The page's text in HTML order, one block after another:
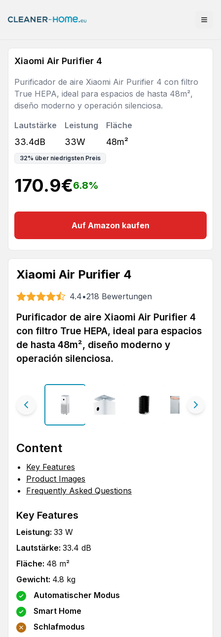
Xiaomi Air Purifier 4
Purificador de aire Xiaomi Air Purifier 4 con filtro
True HEPA, ideal para espacios de hasta 48m²,
diseño moderno y operación silenciosa.
Lautstärke
33.4dB
Leistung
33W
Fläche
48m²
32% über niedrigsten Preis
170.9€6.8%
Auf Amazon kaufen
Xiaomi Air Purifier 4
4.4•218 Bewertungen
Purificador de aire Xiaomi Air Purifier 4
con filtro True HEPA, ideal para espacios
de hasta 48m², diseño moderno y
operación silenciosa.
Content
Key Features
Product Images
Frequently Asked Questions
Key Features
Leistung: 33 W
Lautstärke: 33.4 dB
Fläche: 48 m²
Gewicht: 4.8 kg
Automatischer Modus
Smart Home
Schlafmodus